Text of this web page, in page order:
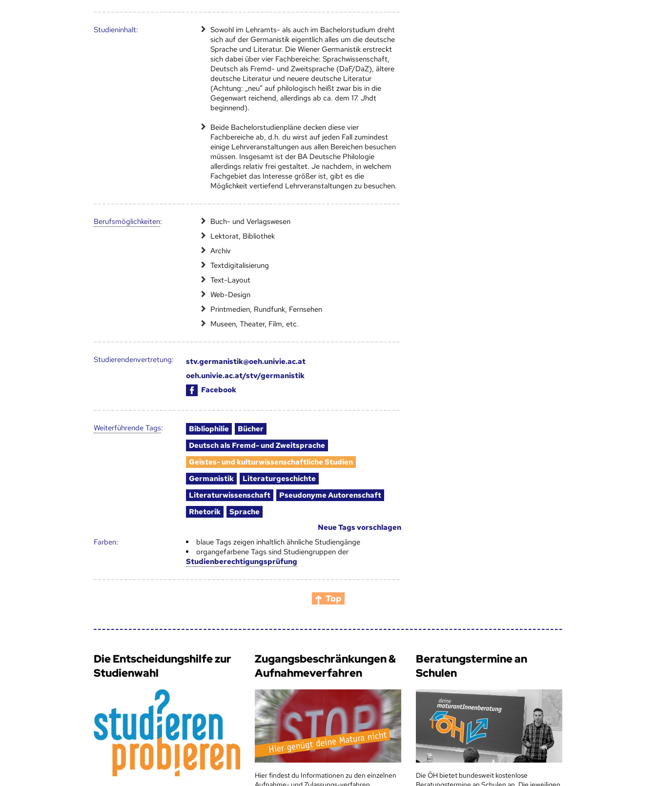
Studien­inhalt:
Sowohl im Lehramts- als auch im Bachelorstudium dreht
sich auf der Germanistik eigentlich alles um die deutsche
Sprache und Literatur. Die Wiener Germanistik erstreckt
sich dabei über vier Fachbereiche: Sprachwissenschaft,
Deutsch als Fremd- und Zweitsprache (DaF/DaZ), ältere
deutsche Literatur und neuere deutsche Literatur
(Achtung: „neu“ auf philologisch heißt zwar bis in die
Gegenwart reichend, allerdings ab ca. dem 17. Jhdt
beginnend).
Beide Bachelorstudienpläne decken diese vier
Fachbereiche ab, d.h. du wirst auf jeden Fall zumindest
einige Lehrveranstaltungen aus allen Bereichen besuchen
müssen. Insgesamt ist der BA Deutsche Philologie
allerdings relativ frei gestaltet. Je nachdem, in welchem
Fachgebiet das Interesse größer ist, gibt es die
Möglichkeit vertiefend Lehrveranstaltungen zu besuchen.
Berufs­möglich­keiten:
Buch- und Verlagswesen
Lektorat, Bibliothek
Archiv
Textdigitalisierung
Text-Layout
Web-Design
Printmedien, Rundfunk, Fernsehen
Museen, Theater, Film, etc.
Studierendenvertretung:
stv.germanistik@oeh.univie.ac.at
oeh.univie.ac.at/stv/germanistik
Facebook
Weiter­führende Tags: Bibliophilie
Bücher
Deutsch als Fremd- und Zweitsprache
Geistes- und kulturwissenschaftliche Studien
Germanistik
Literaturgeschichte
Literaturwissenschaft
Pseudonyme Autorenschaft
Rhetorik
Sprache
Neue Tags vorschlagen
Farben:
blaue Tags zeigen inhaltlich ähnliche Studiengänge
organgefarbene Tags sind Studiengruppen der
Studienberechtigungsprüfung
Top
Die Entscheidungshilfe zur
Studienwahl
Zugangsbeschränkungen &
Aufnahmeverfahren
Hier findest du Informationen zu den einzelnen
Beratungstermine an
Schulen
Die ÖH bietet bundesweit kostenlose